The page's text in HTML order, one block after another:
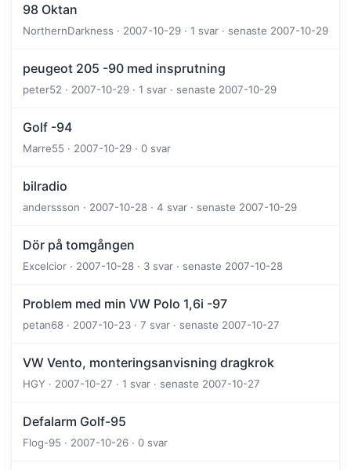
98 Oktan
NorthernDarkness · 2007-10-29 · 1 svar · senaste 2007-10-29
peugeot 205 -90 med insprutning
peter52 · 2007-10-29 · 1 svar · senaste 2007-10-29
Golf -94
Marre55 · 2007-10-29 · 0 svar
bilradio
anderssson · 2007-10-28 · 4 svar · senaste 2007-10-29
Dör på tomgången
Excelcior · 2007-10-28 · 3 svar · senaste 2007-10-28
Problem med min VW Polo 1,6i -97
petan68 · 2007-10-23 · 7 svar · senaste 2007-10-27
VW Vento, monteringsanvisning dragkrok
HGY · 2007-10-27 · 1 svar · senaste 2007-10-27
Defalarm Golf-95
Flog-95 · 2007-10-26 · 0 svar